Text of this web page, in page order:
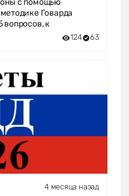
с помощью
Говарда
вопросов, к
124 63
4 месяца назад